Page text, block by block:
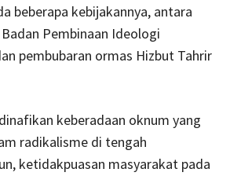
beberapa kebijakannya, antara
Pembinaan Ideologi
pembubaran ormas Hizbut Tahrir
keberadaan oknum yang
radikalisme di tengah
ketidakpuasan masyarakat pada